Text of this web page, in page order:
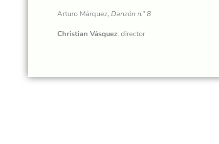
Arturo Márquez,Danzón n.º 8
Christian Vásquez, director